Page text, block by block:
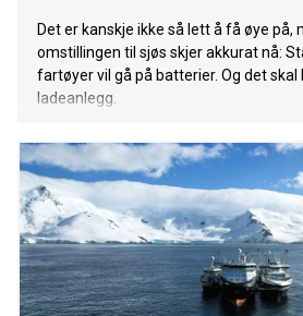
Det er kanskje ikke så lett å få øye på,
omstillingen til sjøs skjer akkurat nå:
fartøyer vil gå på batterier. Og det skal
ladeanlegg.